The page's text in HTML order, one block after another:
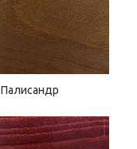
Палисандр